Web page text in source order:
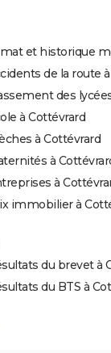
et historique
de la route
des
à Cottévrard
à Cottévrard
à
à
immobilier à
du brevet à
du BTS à